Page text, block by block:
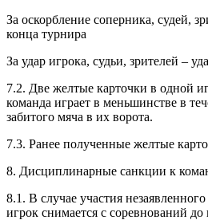
За оскорбление соперника, судей,
конца турнира
За удар игрока, судьи, зрителей –
7.2. Две желтые карточки в одной
команда играет в меньшинстве в
забитого мяча в их ворота.
7.3. Ранее полученные желтые
8. Дисциплинарные санкции к
8.1. В случае участия
игрок снимается с соревнований